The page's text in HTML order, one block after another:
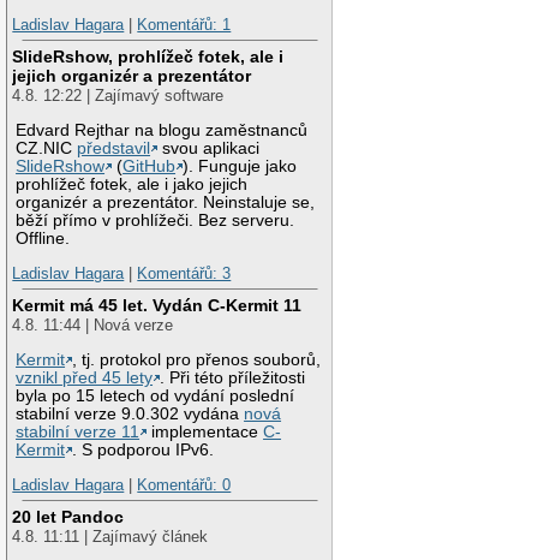
Ladislav Hagara| Komentářů: 1
SlideRshow, prohlížeč fotek, ale i
jejich organizér a prezentátor
4.8. 12:22 | Zajímavý software
Edvard Rejthar na blogu zaměstnanců
CZ.NIC představil
svou aplikaci
SlideRshow
(GitHub ). Funguje jako
prohlížeč fotek, ale i jako jejich
organizér a prezentátor. Neinstaluje se,
běží přímo v prohlížeči. Bez serveru.
Offline.
Ladislav Hagara| Komentářů: 3
Kermit má 45 let. Vydán C-Kermit 11
4.8. 11:44 | Nová verze
Kermit
, tj. protokol pro přenos souborů,
vznikl před 45 lety
. Při této příležitosti
byla po 15 letech od vydání poslední
stabilní verze 9.0.302 vydána nová
stabilní verze 11
implementaceC-
Kermit
. S podporou IPv6.
Ladislav Hagara| Komentářů: 0
20 let Pandoc
4.8. 11:11 | Zajímavý článek